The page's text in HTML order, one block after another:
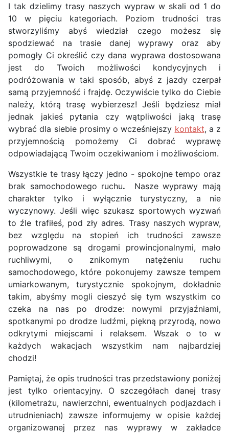
I tak dzielimy trasy naszych wypraw w skali od 1 do
10 w pięciu kategoriach. Poziom trudności tras
stworzyliśmy abyś wiedział czego możesz się
spodziewać na trasie danej wyprawy oraz aby
pomogły Ci określić czy dana wyprawa dostosowana
jest do Twoich możliwości kondycyjnych i
podróżowania w taki sposób, abyś z jazdy czerpał
samą przyjemność i frajdę. Oczywiście tylko do Ciebie
należy, którą trasę wybierzesz! Jeśli będziesz miał
jednak jakieś pytania czy wątpliwości jaką trasę
wybrać dla siebie prosimy o wcześniejszy kontakt, a z
przyjemnością pomożemy Ci dobrać wyprawę
odpowiadającą Twoim oczekiwaniom i możliwościom.
Wszystkie te trasy łączy jedno - spokojne tempo oraz
brak samochodowego ruchu. Nasze wyprawy mają
charakter tylko i wyłącznie turystyczny, a nie
wyczynowy. Jeśli więc szukasz sportowych wyzwań
to źle trafiłeś, pod zły adres. Trasy naszych wypraw,
bez względu na stopień ich trudności zawsze
poprowadzone są drogami prowincjonalnymi, mało
ruchliwymi, o znikomym natężeniu ruchu
samochodowego, które pokonujemy zawsze tempem
umiarkowanym, turystycznie spokojnym, dokładnie
takim, abyśmy mogli cieszyć się tym wszystkim co
czeka na nas po drodze: nowymi przyjaźniami,
spotkanymi po drodze ludźmi, piękną przyrodą, nowo
odkrytymi miejscami i relaksem. Wszak o to w
każdych wakacjach wszystkim nam najbardziej
chodzi!
Pamiętaj, że opis trudności tras przedstawiony poniżej
jest tylko orientacyjny. O szczegółach danej trasy
(kilometrażu, nawierzchni, ewentualnych podjazdach i
utrudnieniach) zawsze informujemy w opisie każdej
organizowanej przez nas wyprawy w zakładce